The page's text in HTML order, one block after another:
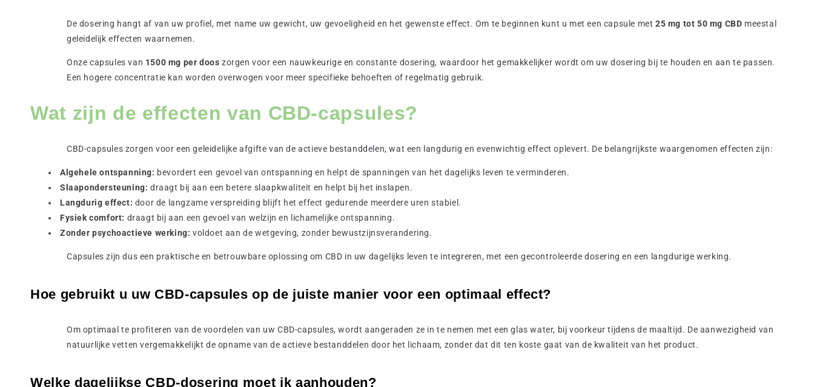
De dosering hangt af van uw profiel, met name uw gewicht, uw gevoeligheid en het gewenste effect. Om te beginnen kunt u met een capsule met 25 mg tot 50 mg CBD meestal
geleidelijk effecten waarnemen.
Onze capsules van 1500 mg per doos zorgen voor een nauwkeurige en constante dosering, waardoor het gemakkelijker wordt om uw dosering bij te houden en aan te passen.
Een hogere concentratie kan worden overwogen voor meer specifieke behoeften of regelmatig gebruik.
Wat zijn de effecten van CBD-capsules?
CBD-capsules zorgen voor een geleidelijke afgifte van de actieve bestanddelen, wat een langdurig en evenwichtig effect oplevert. De belangrijkste waargenomen effecten zijn:
Algehele ontspanning: bevordert een gevoel van ontspanning en helpt de spanningen van het dagelijks leven te verminderen.
Slaapondersteuning: draagt bij aan een betere slaapkwaliteit en helpt bij het inslapen.
Langdurig effect: door de langzame verspreiding blijft het effect gedurende meerdere uren stabiel.
Fysiek comfort: draagt bij aan een gevoel van welzijn en lichamelijke ontspanning.
Zonder psychoactieve werking: voldoet aan de wetgeving, zonder bewustzijnsverandering.
Capsules zijn dus een praktische en betrouwbare oplossing om CBD in uw dagelijks leven te integreren, met een gecontroleerde dosering en een langdurige werking.
Hoe gebruikt u uw CBD-capsules op de juiste manier voor een optimaal effect?
Om optimaal te profiteren van de voordelen van uw CBD-capsules, wordt aangeraden ze in te nemen met een glas water, bij voorkeur tijdens de maaltijd. De aanwezigheid van
natuurlijke vetten vergemakkelijkt de opname van de actieve bestanddelen door het lichaam, zonder dat dit ten koste gaat van de kwaliteit van het product.
Welke dagelijkse CBD-dosering moet ik aanhouden?